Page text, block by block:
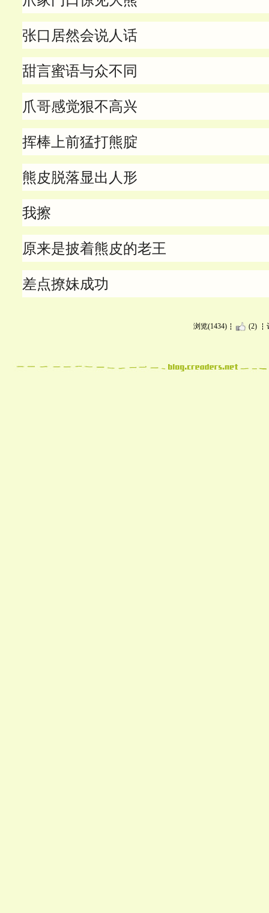
张口居然会说人话
甜言蜜语与众不同
爪哥感觉狠不高兴
挥棒上前猛打熊腚
熊皮脱落显出人形
我擦
原来是披着熊皮的老王
差点撩妹成功
浏览(1434) (2)